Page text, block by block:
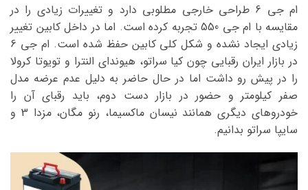
ام جی 6 طراحی خارجی مطلوبی دارد و تغییرات زیادی را در
مقایسه با ام جی 550 تجربه کرده است. اما در داخل کابین تغییر
زیادی ایجاد نشده و شکل کلی کابین حفظ شده است. ام جی 6
در بازار ایران رقبایی چون کیا سراتو، هیوندای النترا و تویوتا کرولا
را در پیش رو داشت اما در حال حاضر به دلیل عدم عرضه مدل
صفر کیلومتر و حضور در بازار دست دوم، باید رقبای آن را
خودروهای دیگری همانند نیسان ماکسیما، رنو مگان، مزدا 3 و
سایپا سراتو بدانیم.